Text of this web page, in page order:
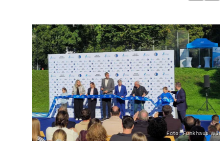
Foto: Funkhaus